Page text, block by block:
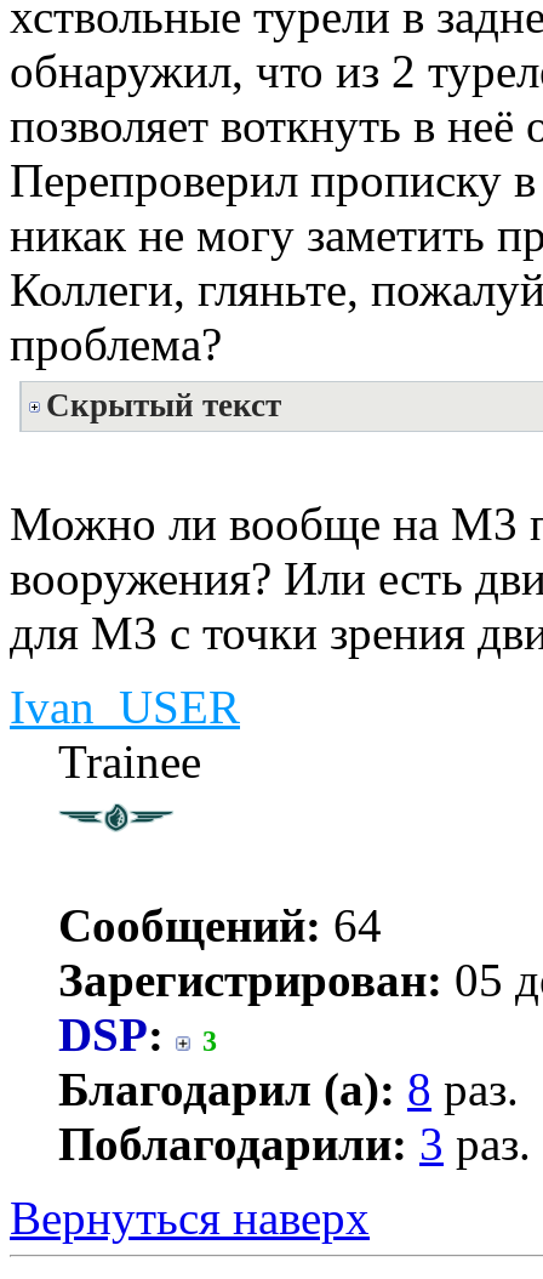
хствольные турели в
обнаружил, что из 2
позволяет воткнуть в
Перепроверил прописку
никак не могу заметить
Коллеги, гляньте,
проблема?
Скрытый текст
Можно ли вообще на М3
вооружения? Или есть
для М3 с точки зрения
Ivan_USER
Trainee
Сообщений: 64
Зарегистрирован: 05
DSP: 3
Благодарил (а): 8 раз.
Поблагодарили: 3 раз.
Вернуться наверх